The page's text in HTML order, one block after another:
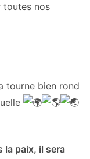
toutes nos
tourne bien rond
la paix, il sera